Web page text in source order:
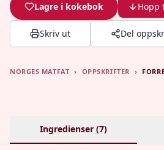
Lagre i kokebok Hopp
Skriv ut Del
NORGES MATFAT › OPPSKRIFTER ›
Ingredienser (7)